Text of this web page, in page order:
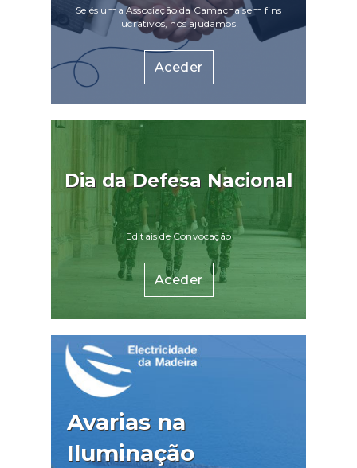
Se és uma Associação da Camacha sem fins
lucrativos, nós ajudamos!
Aceder
Dia da Defesa Nacional
Editais de Convocação
Aceder
Avarias na
Iluminação